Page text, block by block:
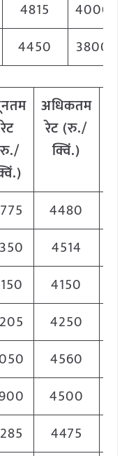
4815
4000
4450 3800
रेट
अधिकतम
रेट (रु./
क्विं.)
4480
4514
4150
4250
4560
4500
4475